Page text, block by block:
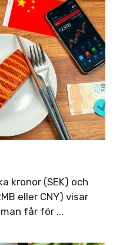
kronor (SEK) och
eller CNY) visar
får för ...